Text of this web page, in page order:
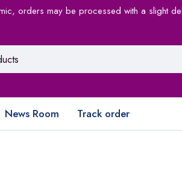
orders may be processed with a slight
News Room Track order